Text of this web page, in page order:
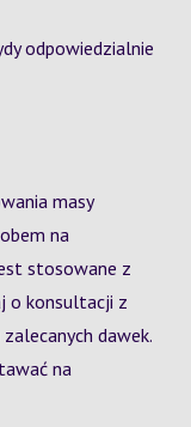
odpowiedzialnie
masy
na
stosowane z
o konsultacji z
dawek.
na